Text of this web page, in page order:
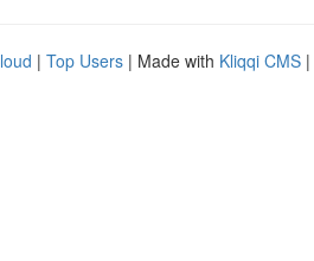
| Top Users | Made with Kliqqi CMS |